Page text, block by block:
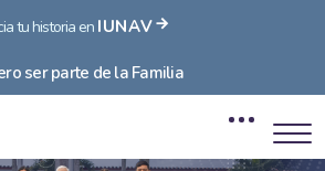
tu historia en IUNAV
ser parte de la Familia